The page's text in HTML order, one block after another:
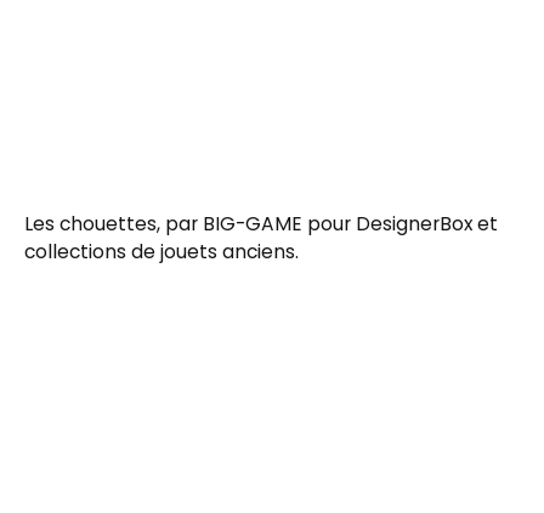
Les chouettes, par BIG-GAME pour DesignerBox et
collections de jouets anciens.